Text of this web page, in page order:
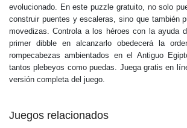
evolucionado. En este puzzle gratuito, no solo
construir puentes y escaleras, sino que también
movedizas. Controla a los héroes con la ayuda
primer dibble en alcanzarlo obedecerá la
rompecabezas ambientados en el Antiguo
tantos plebeyos como puedas. Juega gratis en
versión completa del juego.
Juegos relacionados